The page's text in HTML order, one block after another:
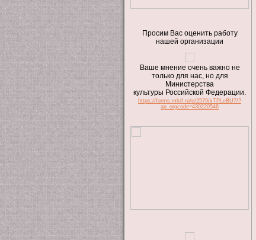
Просим Вас оценить работу
нашей организации
Ваше мнение очень важно не
только для нас, но для
Министерства
культуры Российской Федерации.
https://forms.mkrf.ru/e/2579/xTPLeBU7/?
ap_orgcode=430220546